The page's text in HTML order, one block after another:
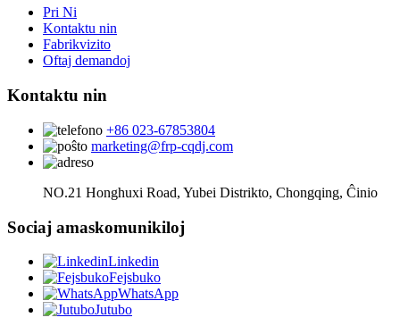
Pri Ni
Kontaktu nin
Fabrikvizito
Oftaj demandoj
Kontaktu nin
+86 023-67853804
marketing@frp-cqdj.com
NO.21 Honghuxi Road, Yubei Distrikto, Chongqing, Ĉinio
Sociaj amaskomunikiloj
Linkedin
Fejsbuko
WhatsApp
Jutubo